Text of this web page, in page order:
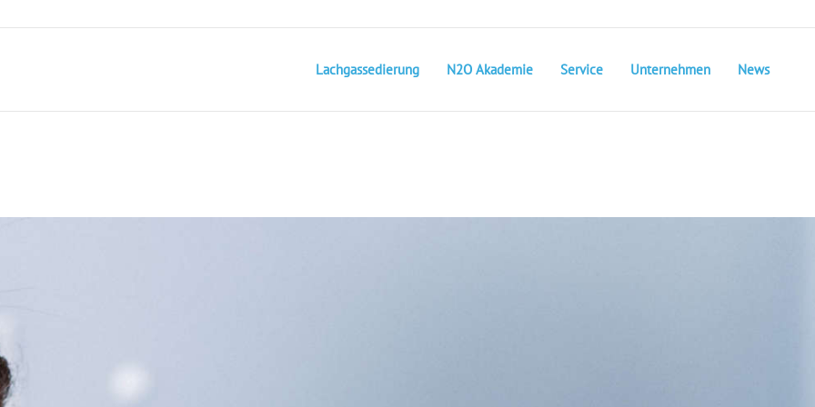
Lachgassedierung
N2O Akademie Service Unternehmen News